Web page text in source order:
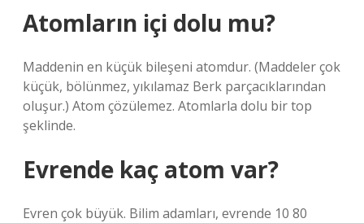
Atomların içi dolu mu?
Maddenin en küçük bileşeni atomdur. (Maddeler çok
küçük, bölünmez, yıkılamaz Berk parçacıklarından
oluşur.) Atom çözülemez. Atomlarla dolu bir top
şeklinde.
Evrende kaç atom var?
Evren çok büyük. Bilim adamları, evrende 10 80